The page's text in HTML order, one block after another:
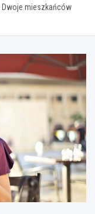
mieszkańców